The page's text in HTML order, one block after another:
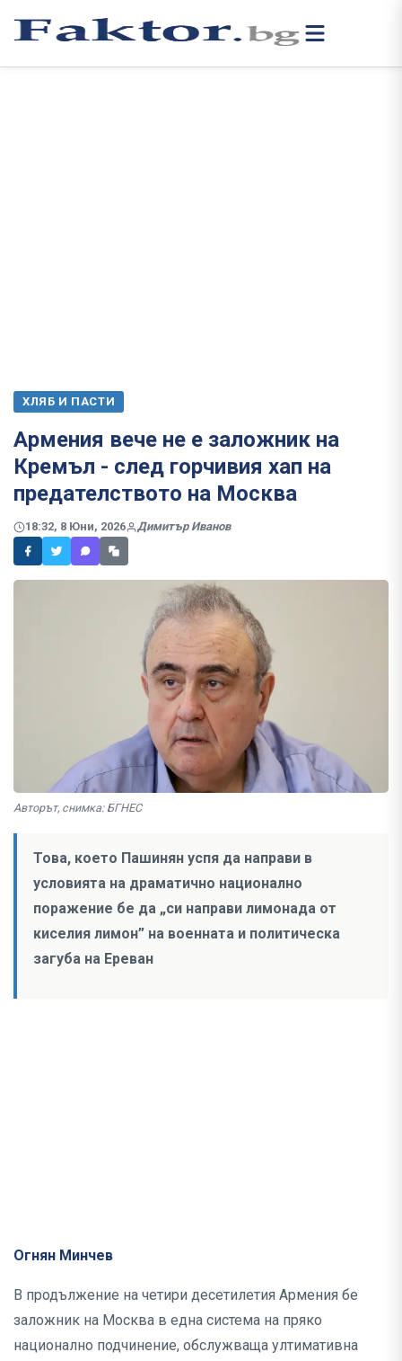
ХЛЯБ И ПАСТИ
Армения вече не е заложник на
Кремъл - след горчивия хап на
предателството на Москва
18:32, 8 Юни, 2026 Димитър Иванов
Авторът, снимка: БГНЕС
Това, което Пашинян успя да направи в
условията на драматично национално
поражение бе да „си направи лимонада от
киселия лимон” на военната и политическа
загуба на Ереван
Огнян Минчев
В продължение на четири десетилетия Армения бе
заложник на Москва в една система на пряко
национално подчинение, обслужваща ултимативна